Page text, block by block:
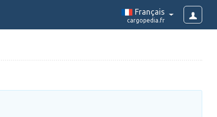
Français
cargopedia.fr